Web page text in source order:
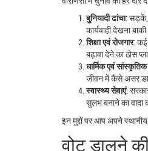
बुनियादी ढांचा: सड़कें,
कार्यवाही देखना
शिक्षा एवं रोजगार: कई
बढ़ावा देने का ठोस
धार्मिक एवं
जीवन में कैसे असर
स्वास्थ्य सेवाएं:
सुलभ बनाने का वादा
इन मुद्दों पर आप अपने
वोट डालने